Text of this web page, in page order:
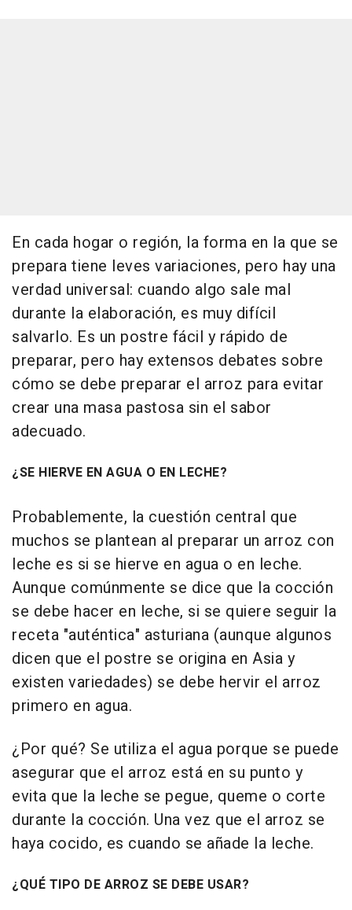
En cada hogar o región, la forma en la que se
prepara tiene leves variaciones, pero hay una
verdad universal: cuando algo sale mal
durante la elaboración, es muy difícil
salvarlo. Es un postre fácil y rápido de
preparar, pero hay extensos debates sobre
cómo se debe preparar el arroz para evitar
crear una masa pastosa sin el sabor
adecuado.
¿SE HIERVE EN AGUA O EN LECHE?
Probablemente, la cuestión central que
muchos se plantean al preparar un arroz con
leche es si se hierve en agua o en leche.
Aunque comúnmente se dice que la cocción
se debe hacer en leche, si se quiere seguir la
receta "auténtica" asturiana (aunque algunos
dicen que el postre se origina en Asia y
existen variedades) se debe hervir el arroz
primero en agua.
¿Por qué? Se utiliza el agua porque se puede
asegurar que el arroz está en su punto y
evita que la leche se pegue, queme o corte
durante la cocción. Una vez que el arroz se
haya cocido, es cuando se añade la leche.
¿QUÉ TIPO DE ARROZ SE DEBE USAR?